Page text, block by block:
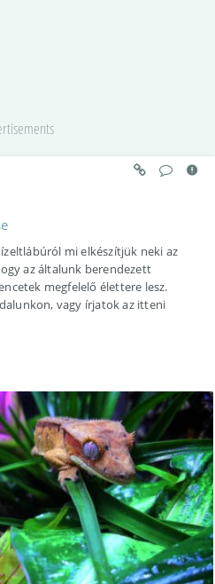
mi elkészítjük neki az
az általunk berendezett
megfelelő élettere lesz.
vagy írjatok az itteni